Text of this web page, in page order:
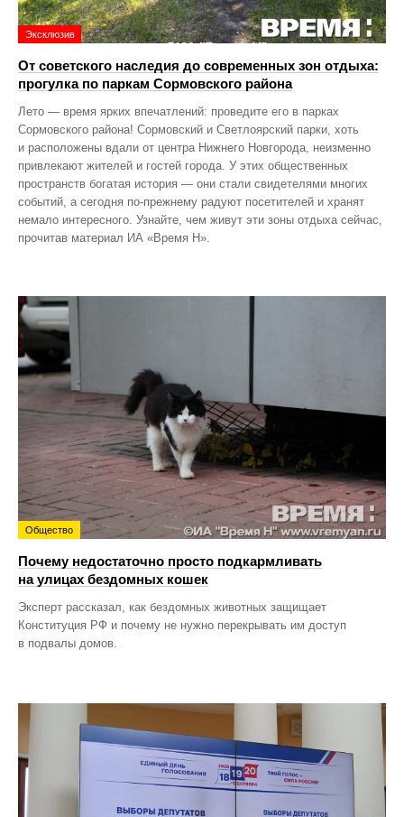
Эксклюзив
От советского наследия до современных зон отдыха:
прогулка по паркам Сормовского района
Лето — время ярких впечатлений: проведите его в парках
Сормовского района! Сормовский и Светлоярский парки, хоть
и расположены вдали от центра Нижнего Новгорода, неизменно
привлекают жителей и гостей города. У этих общественных
пространств богатая история — они стали свидетелями многих
событий, а сегодня по‑прежнему радуют посетителей и хранят
немало интересного. Узнайте, чем живут эти зоны отдыха сейчас,
прочитав материал ИА «Время Н».
Общество
Почему недостаточно просто подкармливать
на улицах бездомных кошек
Эксперт рассказал, как бездомных животных защищает
Конституция РФ и почему не нужно перекрывать им доступ
в подвалы домов.